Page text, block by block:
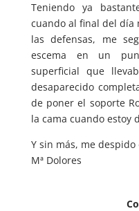
Teniendo ya
cuando al final del día
las defensas, me
escema en un
superficial que
desaparecido
de poner el soporte
la cama cuando estoy
Y sin más, me
Mª Dolores